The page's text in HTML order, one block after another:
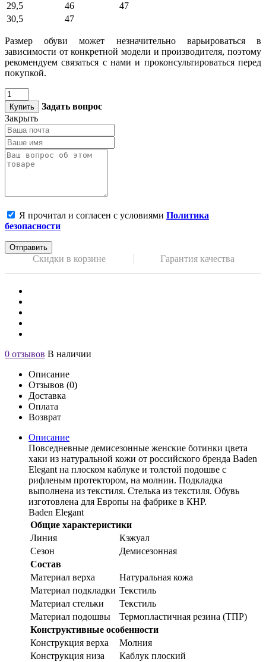
29,5
46
47
30,5
47
Размер обуви может незначительно варьироваться в
зависимости от конкретной модели и производителя, поэтому
рекомендуем связаться с нами и проконсультироваться перед
покупкой.
Купить
Задать вопрос
Закрыть
Я прочитал и согласен с условиями Политика
безопасности
Отправить
Скидки в корзине Гарантия качества
0 отзывов В наличии
Описание
Отзывов (0)
Доставка
Оплата
Возврат
Описание
Повседневные демисезонные женские ботинки цвета
хаки из натуральной кожи от российского бренда Baden
Elegant на плоском каблуке и толстой подошве с
рифленым протектором, на молнии. Подкладка
выполнена из текстиля. Стелька из текстиля. Обувь
изготовлена для Европы на фабрике в КНР.
Baden Elegant
Общие характеристики
Линия
Кэжуал
Сезон
Демисезонная
Состав
Материал верха
Натуральная кожа
Материал подкладки Текстиль
Материал стельки
Текстиль
Материал подошвы
Термопластичная резина (ТПР)
Конструктивные особенности
Конструкция верха
Молния
Конструкция низа
Каблук плоский